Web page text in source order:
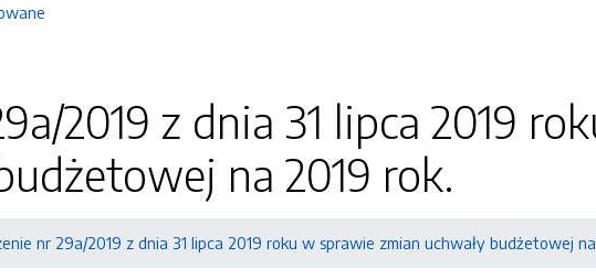
2019 z dnia 31 lipca 2019
na 2019 rok.
nr 29a/2019 z dnia 31 lipca 2019 roku w sprawie zmian uchwały budżetowej